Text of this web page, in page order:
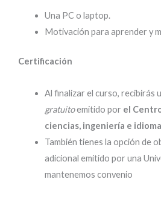
Una PC o laptop.
Motivación para aprender y
Certificación
Al finalizar el curso, recibirás
gratuitoemitido por el
ciencias, ingeniería e
También tienes la opción de
adicional emitido por una
mantenemos convenio